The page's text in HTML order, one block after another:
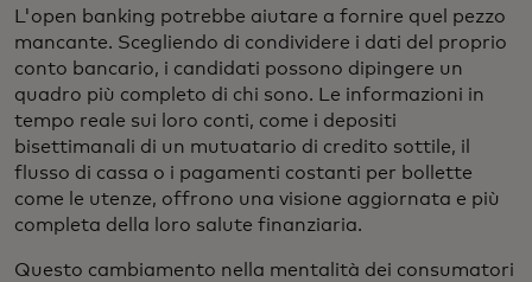
L'open banking potrebbe aiutare a fornire quel pezzo
mancante. Scegliendo di condividere i dati del proprio
conto bancario, i candidati possono dipingere un
quadro più completo di chi sono. Le informazioni in
tempo reale sui loro conti, come i depositi
bisettimanali di un mutuatario di credito sottile, il
flusso di cassa o i pagamenti costanti per bollette
come le utenze, offrono una visione aggiornata e più
completa della loro salute finanziaria.
Questo cambiamento nella mentalità dei consumatori